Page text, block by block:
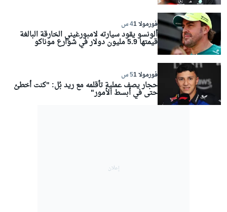
فورمولا 1 4 س
ألونسو يقود سيارته لامبورغيني الخارقة البالغة
قيمتها 5.9 مليون دولار في شوارع موناكو
فورمولا 1 5 س
حجار يصف عملية تأقلمه مع ريد بُل: "كنت أخطئ
حتى في أبسط الأمور"